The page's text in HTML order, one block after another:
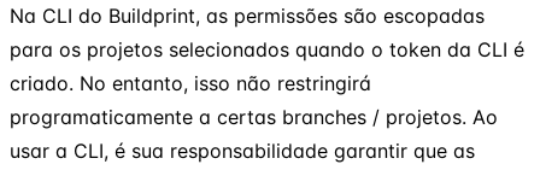
Na CLI do Buildprint, as permissões são escopadas
para os projetos selecionados quando o token da CLI é
criado. No entanto, isso não restringirá
programaticamente a certas branches / projetos. Ao
usar a CLI, é sua responsabilidade garantir que as